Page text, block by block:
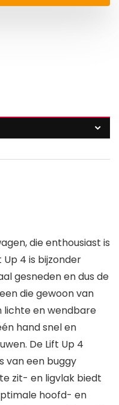
die enthousiast is
Up 4 is bijzonder
gesneden en dus de
die gewoon van
lichte en wendbare
hand snel en
De Lift Up 4
van een buggy
zit- en ligvlak biedt
hoofd- en